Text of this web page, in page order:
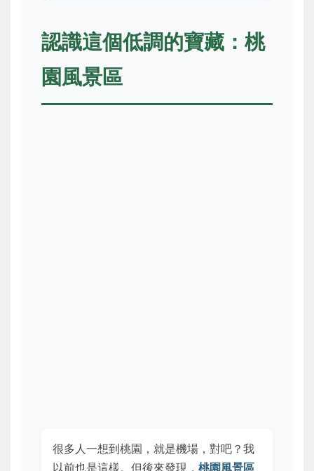
認識這個低調的寶藏：桃
園風景區
很多人一想到桃園，就是機場，對吧？我
以前也是這樣。但後來發現， 桃園風景區